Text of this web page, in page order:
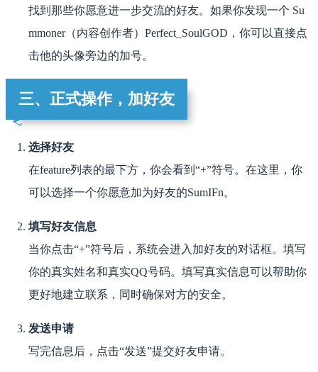
找到那些你愿意进一步交流的好友。如果你发现一个 Su
mmoner（内容创作者）Perfect_SoulGOD，你可以直接点
击他的头像旁边的加号。
三、正式操作，加好友
选择好友
在feature列表的最下方，你会看到“+”符号。在这里，你
可以选择一个你愿意加为好友的SumIFn。
填写好友信息
当你点击“+”符号后，系统会进入加好友的对话框。填写
你的真实姓名和真实QQ号码。填写真实信息可以帮助你
更好地建立联系，同时确保对方的安全。
发送申请
写完信息后，点击“发送”提交好友申请。